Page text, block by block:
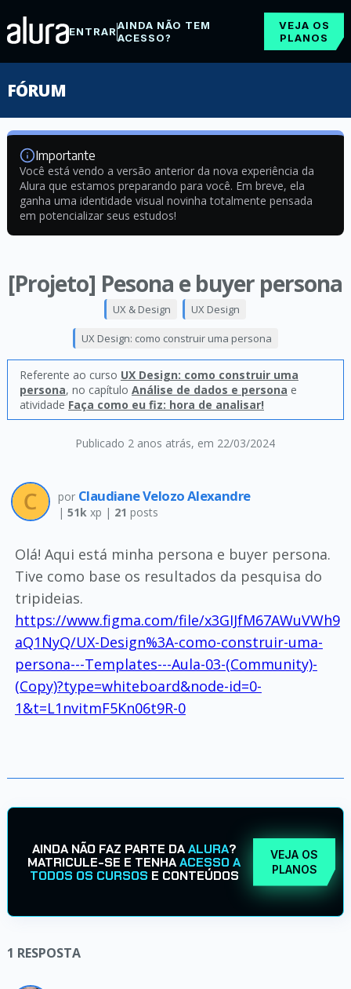
ENTRARAINDA NÃO TEM
ACESSO?
VEJA OS
PLANOS
FÓRUM
Importante
Você está vendo a versão anterior da nova experiência da
Alura que estamos preparando para você. Em breve, ela
ganha uma identidade visual novinha totalmente pensada
em potencializar seus estudos!
[Projeto] Pesona e buyer persona
Publicado 2 anos atrás, em 22/03/2024
UX & Design UX Design
UX Design: como construir uma persona
Referente ao curso UX Design: como construir uma
persona, no capítulo Análise de dados e persona e
atividade Faça como eu fiz: hora de analisar!
por Claudiane Velozo Alexandre
| 51kxp | 21 posts
Olá! Aqui está minha persona e buyer persona.
Tive como base os resultados da pesquisa do
tripideias.
https://www.figma.com/file/x3GIJfM67AWuVWh9
aQ1NyQ/UX-Design%3A-como-construir-uma-
persona---Templates---Aula-03-(Community)-
(Copy)?type=whiteboard&node-id=0-
1&t=L1nvitmF5Kn06t9R-0
AINDA NÃO FAZ PARTE DAALURA?
MATRICULE-SE E TENHAACESSO A
TODOS OS CURSOS E CONTEÚDOS
VEJA OS
PLANOS
1 RESPOSTA